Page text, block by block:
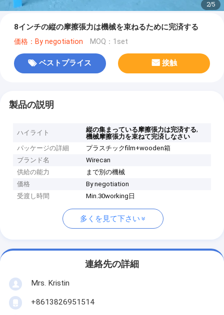
2/5
8インチの縦の摩擦張力は機械を束ねるために完済する
価格：By negotiation MOQ：1set
ベストプライス 接触
製品の説明
ハイライト 縦の集まっている摩擦張力は完済する,
機械摩擦張力を束ねて完済しなさい
パッケージの詳細
プラスチックfilm+wooden箱
ブランド名
Wirecan
供給の能力
まで別の機械
価格
By negotiation
受渡し時間
Min.30working日
多くを見て下さい
連絡先の詳細
Mrs. Kristin
+8613826951514